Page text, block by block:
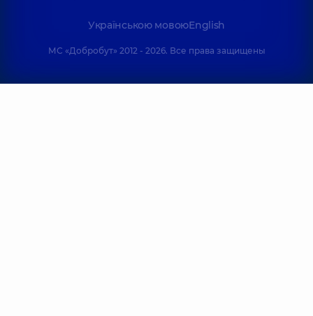
Українською мовоюEnglish
МС «Добробут» 2012 - 2026. Все права защищены